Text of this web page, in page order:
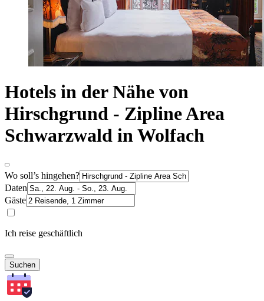
Hotels in der Nähe von
Hirschgrund - Zipline Area
Schwarzwald in Wolfach
Wo soll’s hingehen?
Daten
Gäste
Ich reise geschäftlich
Suchen